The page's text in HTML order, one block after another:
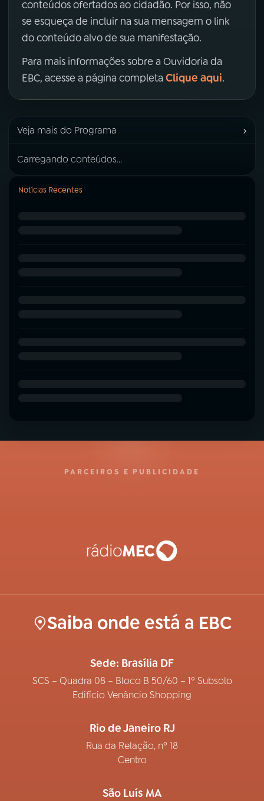
conteúdos ofertados ao cidadão. Por isso, não
se esqueça de incluir na sua mensagem o link
do conteúdo alvo de sua manifestação.
Para mais informações sobre a Ouvidoria da
EBC, acesse a página completa Clique aqui.
Veja mais do Programa ›
Carregando conteúdos...
Notícias Recentes
PARCEIROS E PUBLICIDADE
Saiba onde está a EBC
Sede: Brasília DF
SCS – Quadra 08 – Bloco B 50/60 – 1º Subsolo
Edifício Venâncio Shopping
Rio de Janeiro RJ
Rua da Relação, nº 18
Centro
São Luís MA